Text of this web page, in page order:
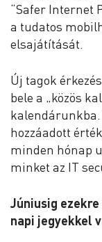
“Safer Internet
a tudatos
elsajátítását.
Új tagok
bele a „közös
kalendárunkba.
hozzáadott
minden hónap
minket az IT
Júniusig
napi jegyekkel